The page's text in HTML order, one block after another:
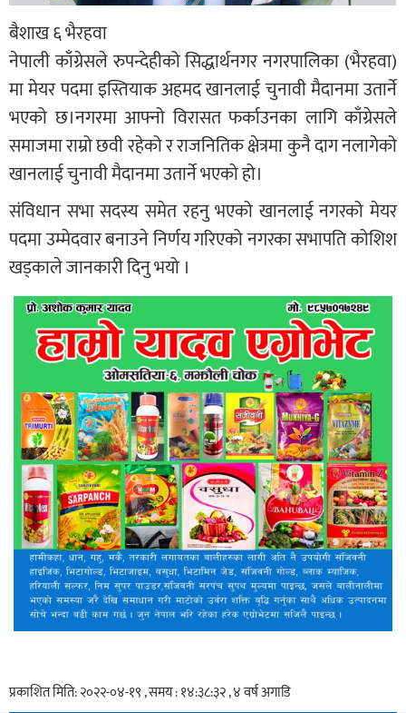
बैशाख ६ भैरहवा
नेपाली काँग्रेसले रुपन्देहीको सिद्धार्थनगर नगरपालिका (भैरहवा)
मा मेयर पदमा इस्तियाक अहमद खानलाई चुनावी मैदानमा उतार्ने
भएको छ।नगरमा आफ्नो विरासत फर्काउनका लागि काँग्रेसले
समाजमा राम्रो छवी रहेको र राजनितिक क्षेत्रमा कुनै दाग नलागेको
खानलाई चुनावी मैदानमा उतार्ने भएको हो।
संविधान सभा सदस्य समेत रहनु भएको खानलाई नगरको मेयर
पदमा उम्मेदवार बनाउने निर्णय गरिएको नगरका सभापति कोशिश
खड्काले जानकारी दिनु भयो ।
प्रकाशित मिति: २०२२-०४-१९ , समय : १४:३८:३२ , ४ वर्ष अगाडि